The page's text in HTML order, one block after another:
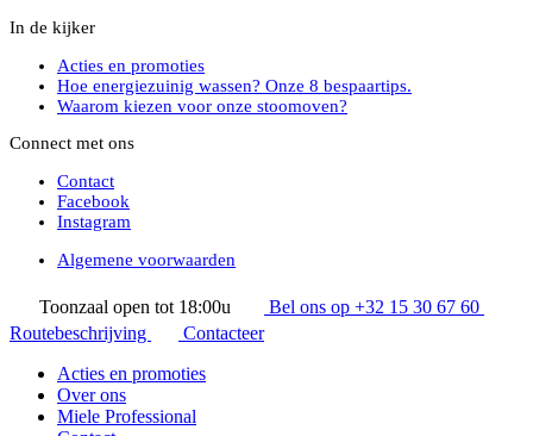
In de kijker
Acties en promoties
Hoe energiezuinig wassen? Onze 8 bespaartips.
Waarom kiezen voor onze stoomoven?
Connect met ons
Contact
Facebook
Instagram
Algemene voorwaarden
Toonzaal open tot 18:00u
Bel ons op +32 15 30 67 60
Routebeschrijving
Contacteer
Acties en promoties
Over ons
Miele Professional